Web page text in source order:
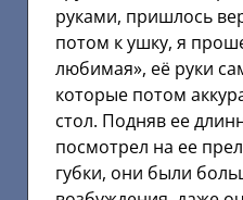
руками, пришлось
потом к ушку, я
любимая», её руки
которые потом
стол. Подняв ее
посмотрел на ее
губки, они были